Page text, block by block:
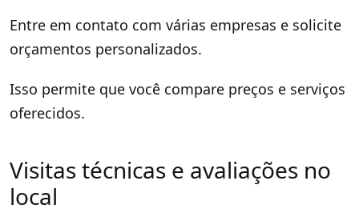
Entre em contato com várias empresas e solicite
orçamentos personalizados.
Isso permite que você compare preços e serviços
oferecidos.
Visitas técnicas e avaliações no
local